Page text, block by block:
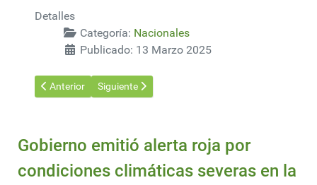
Detalles
Categoría: Nacionales
Publicado: 13 Marzo 2025
Artículo anterior: Se presentará el taller sobre estrategias de
Anterior Artículo siguiente: Uruguay debería centrar sus
Siguiente
Gobierno emitió alerta roja por
condiciones climáticas severas en la